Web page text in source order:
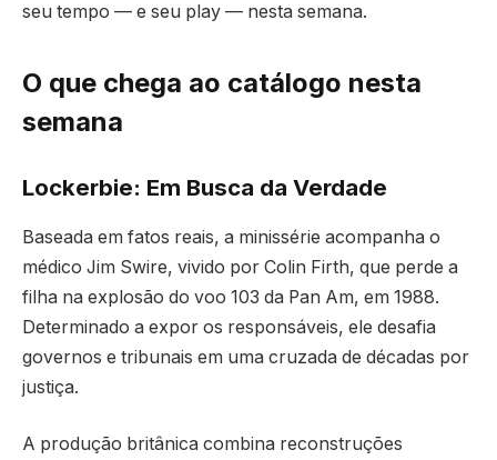
seu tempo — e seu play — nesta semana.
O que chega ao catálogo nesta
semana
Lockerbie: Em Busca da Verdade
Baseada em fatos reais, a minissérie acompanha o
médico Jim Swire, vivido por Colin Firth, que perde a
filha na explosão do voo 103 da Pan Am, em 1988.
Determinado a expor os responsáveis, ele desafia
governos e tribunais em uma cruzada de décadas por
justiça.
A produção britânica combina reconstruções